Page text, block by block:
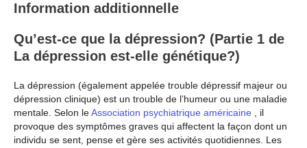
Information additionnelle
Qu’est-ce que la dépression? (Partie 1 de
La dépression est-elle génétique?)
La dépression (également appelée trouble dépressif majeur ou
dépression clinique) est un trouble de l’humeur ou une maladie
mentale. Selon leAssociation psychiatrique américaine , il
provoque des symptômes graves qui affectent la façon dont un
individu se sent, pense et gère ses activités quotidiennes. Les